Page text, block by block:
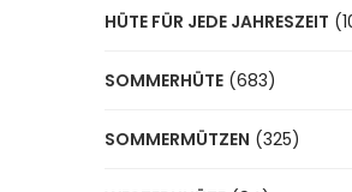
HÜTE FÜR JEDE JAHRESZEIT
SOMMERHÜTE (683)
SOMMERMÜTZEN (325)